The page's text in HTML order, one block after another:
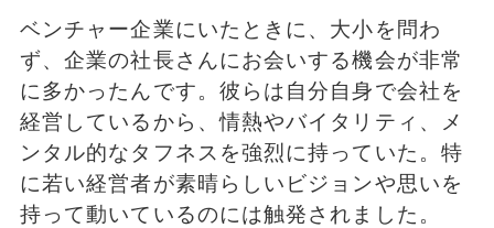
ベンチャー企業にいたときに、大小を問わ
ず、企業の社長さんにお会いする機会が非常
に多かったんです。彼らは自分自身で会社を
経営しているから、情熱やバイタリティ、メ
ンタル的なタフネスを強烈に持っていた。特
に若い経営者が素晴らしいビジョンや思いを
持って動いているのには触発されました。